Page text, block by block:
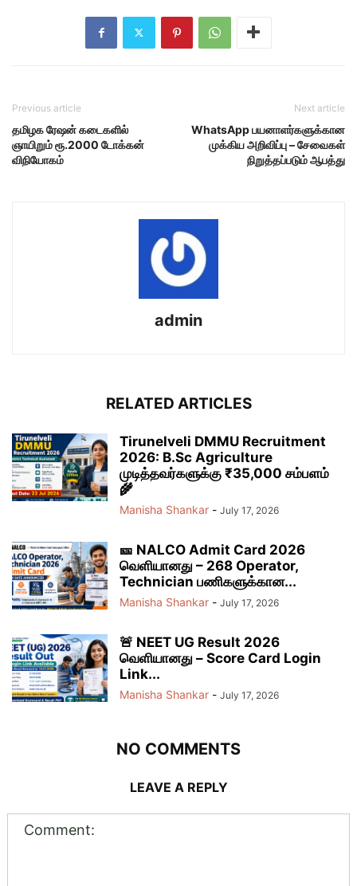
Previous article
தமிழக ரேஷன் கடைகளில்
ஞாயிறும் ரூ.2000 டோக்கன்
விநியோகம்
Next article
WhatsApp பயனாளர்களுக்கான
முக்கிய அறிவிப்பு – சேவைகள்
நிறுத்தப்படும் ஆபத்து
admin
RELATED ARTICLES
Tirunelveli DMMU Recruitment
2026: B.Sc Agriculture
முடித்தவர்களுக்கு ₹35,000 சம்பளம்
🌾
Manisha Shankar - July 17, 2026
🎫 NALCO Admit Card 2026
வெளியானது – 268 Operator,
Technician பணிகளுக்கான...
Manisha Shankar - July 17, 2026
🚨 NEET UG Result 2026
வெளியானது – Score Card Login
Link...
Manisha Shankar - July 17, 2026
NO COMMENTS
LEAVE A REPLY